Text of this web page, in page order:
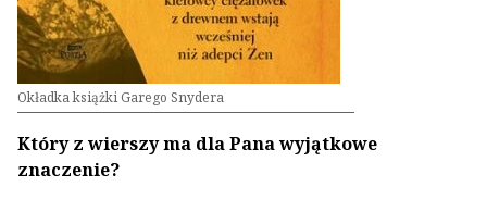
Okładka książki Garego Snydera
Który z wierszy ma dla Pana wyjątkowe
znaczenie?